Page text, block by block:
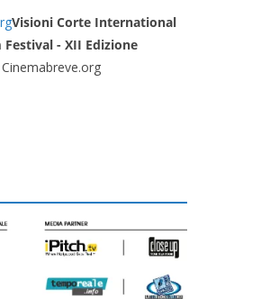
Visioni Corte International
- XII Edizione